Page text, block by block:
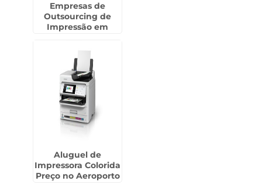
Empresas de
Outsourcing de
Impressão em
Aluguel de
Impressora Colorida
Preço no Aeroporto